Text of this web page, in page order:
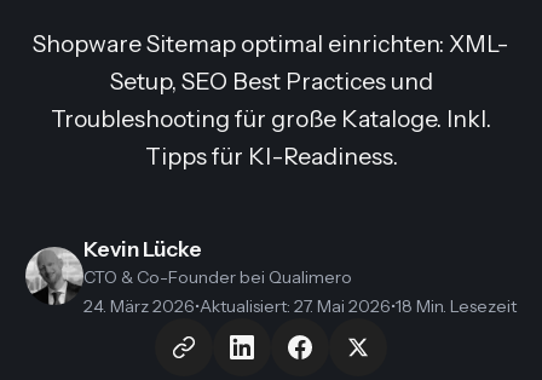
Shopware Sitemap optimal einrichten: XML-
Setup, SEO Best Practices und
Troubleshooting für große Kataloge. Inkl.
Tipps für KI-Readiness.
Kevin Lücke
CTO & Co-Founder bei Qualimero
24. März 2026•Aktualisiert: 27. Mai 2026•18 Min. Lesezeit